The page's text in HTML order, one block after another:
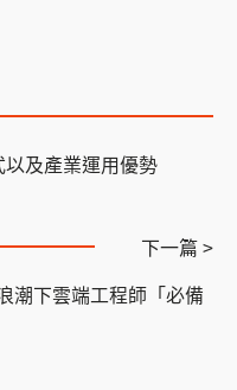
及產業運用優勢
下一篇 >
潮下雲端工程師「必備